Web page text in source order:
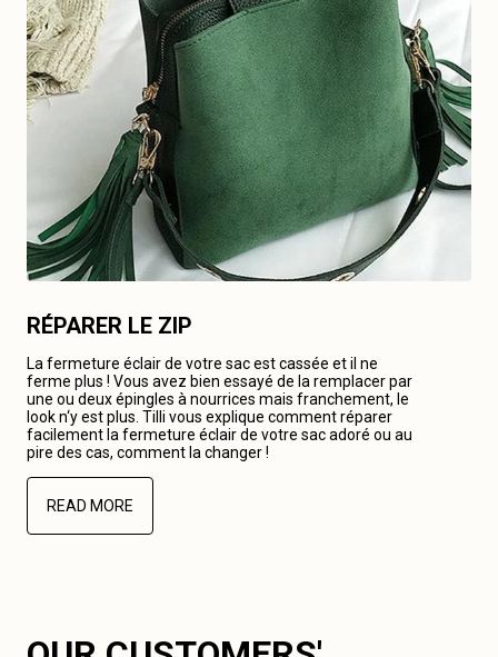
RÉPARER LE ZIP
La fermeture éclair de votre sac est cassée et il ne
ferme plus ! Vous avez bien essayé de la remplacer par
une ou deux épingles à nourrices mais franchement, le
look n‘y est plus. Tilli vous explique comment réparer
facilement la fermeture éclair de votre sac adoré ou au
pire des cas, comment la changer !
READ MORE